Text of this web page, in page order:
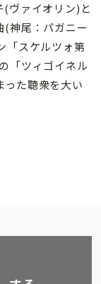
(ヴァイオリン)と
(神尾：パガニー
「スケルツォ第
「ツィゴイネル
った聴衆を大い